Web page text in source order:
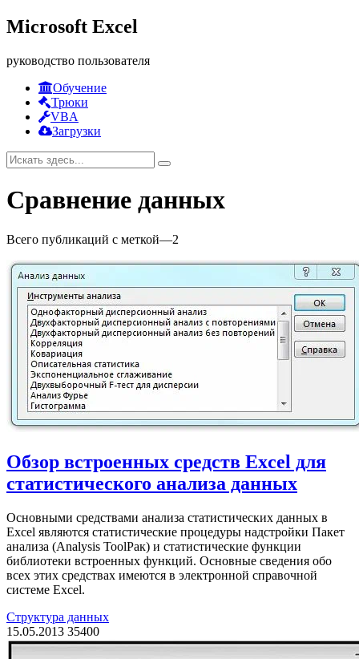
Microsoft Excel
руководство пользователя
Обучение
Трюки
VBA
Загрузки
Сравнение данных
Всего публикаций с меткой—2
Обзор встроенных средств Excel для
статистического анализа данных
Основными средствами анализа статистических данных в
Excel являются статистические процедуры надстройки Пакет
анализа (Analysis ToolРак) и статистические функции
библиотеки встроенных функций. Основные сведения обо
всех этих средствах имеются в электронной справочной
системе Excel.
Структура данных
15.05.2013 35400